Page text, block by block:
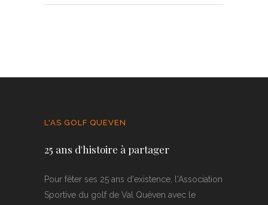
L'AS GOLF QUEVEN
25 ans d'histoire à partager
Pour fêter ses 25 ans d'existence, l'Association
Sportive du golf de Val Quéven avec le